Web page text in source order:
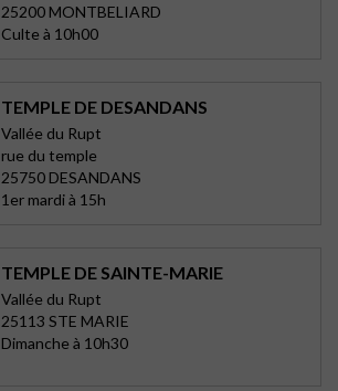
25200 MONTBELIARD
Culte à 10h00
TEMPLE DE DESANDANS
Vallée du Rupt
rue du temple
25750 DESANDANS
1er mardi à 15h
TEMPLE DE SAINTE-MARIE
Vallée du Rupt
25113 STE MARIE
Dimanche à 10h30